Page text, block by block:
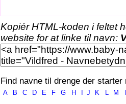
Kopiér HTML-koden i feltet
website for at linke til navn:
Find navne til drenge der starter
A B C D E F G H J K L M